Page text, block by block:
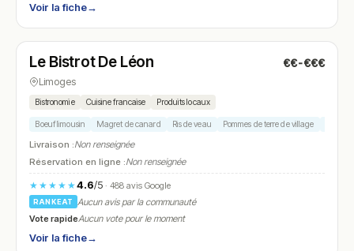
Voir la fiche→
N° 25
Le Bistrot De Léon €€-€€€
Limoges
Bistronomie Cuisine francaise Produits locaux
Boeuf limousin Magret de canard Ris de veau Pommes de terre de village
Livraison :Non renseignée
Réservation en ligne :Non renseignée
★★★★★4.6/5· 488 avis Google
RANKEAT
Aucun avis par la communauté
Vote rapideAucun vote pour le moment
Voir la fiche→